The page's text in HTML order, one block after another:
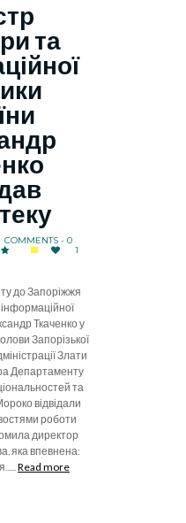
та
COMMENTS - 0
1
до Запоріжжя
інформаційної
Ткаченко у
Запорізької
Злати
Департаменту
та
відвідали
роботи
директор
яка впевнена:
Read more